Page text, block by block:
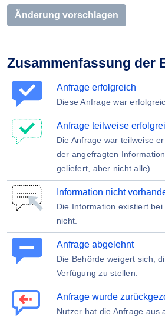
Änderung vorschlagen
Zusammenfassung der
Anfrage erfolgreich
Diese Anfrage war
Anfrage teilweise
Die Anfrage war teilweise
der angefragten
geliefert, aber nicht alle)
Information nicht
Die Information existiert
nicht.
Anfrage abgelehnt
Die Behörde weigert sich,
Verfügung zu stellen.
Anfrage wurde
Nutzer hat die Anfrage aus